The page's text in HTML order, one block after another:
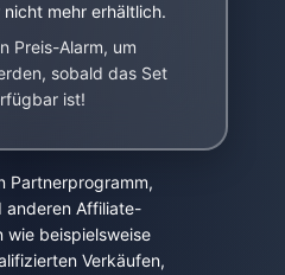
mehr erhältlich.
Preis-Alarm, um
sobald das Set
ist!
Partnerprogramm,
anderen Affiliate-
wie beispielsweise
Verkäufen,